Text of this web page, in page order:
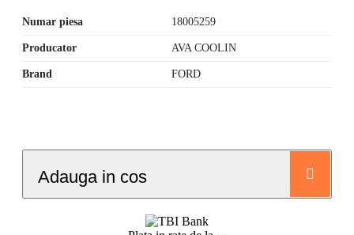
Numar piesa 18005259
Producator AVA COOLIN
Brand FORD
Adauga in cos